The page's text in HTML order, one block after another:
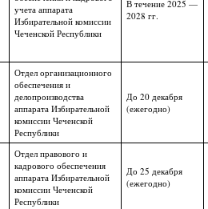
учета аппарата
Избирательной комиссии
Чеченской Республики
В течение 2025 —
2028 гг.
Отдел организационного
обеспечения и
делопроизводства
аппарата Избирательной
комиссии Чеченской
Республики
До 20 декабря
(ежегодно)
Отдел правового и
кадрового обеспечения
аппарата Избирательной
комиссии Чеченской
Республики
До 25 декабря
(ежегодно)